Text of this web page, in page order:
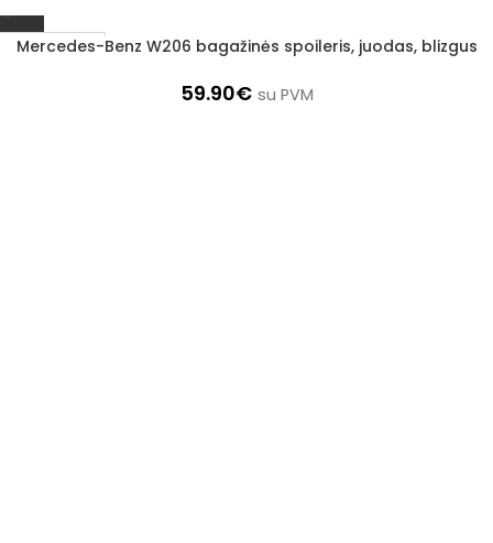
1–3 d. d.
Mercedes-Benz W206 bagažinės spoileris, juodas, blizgus
59.90€ su PVM